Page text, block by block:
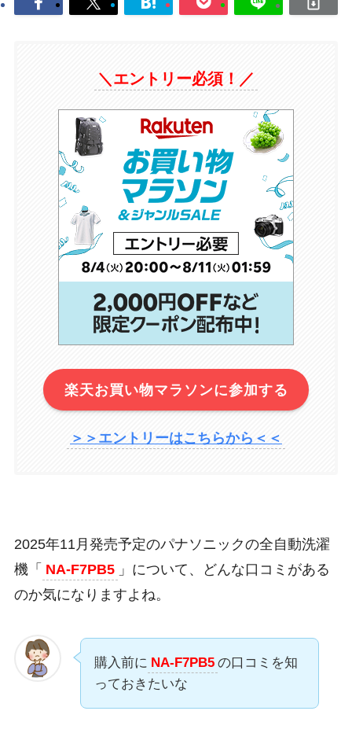
＼エントリー必須！／
楽天お買い物マラソンに参加する
＞＞エントリーはこちらから＜＜
2025年11月発売予定のパナソニックの全自動洗濯
機「 NA-F7PB5 」について、どんな口コミがある
のか気になりますよね。
購入前に NA-F7PB5 の口コミを知
っておきたいな